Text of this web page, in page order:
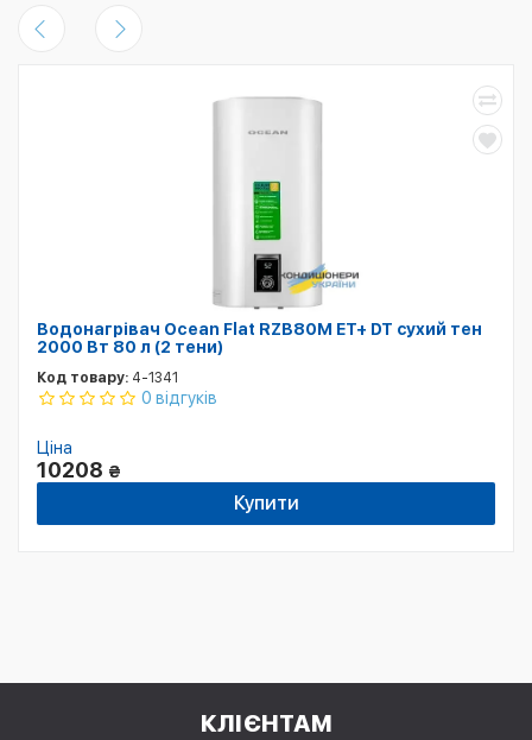
Водонагрівач Ocean Flat RZB80M ET+ DT сухий тен
2000 Вт 80 л (2 тени)
Код товару: 4-1341
0 відгуків
Ціна
10208 ₴
Купити
КЛІЄНТАМ